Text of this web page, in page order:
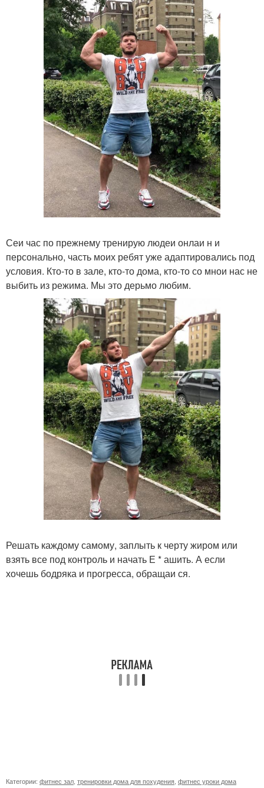
Сеи час по прежнему тренирую людеи онлаи н и
персонально, часть моих ребят уже адаптировались под
условия. Кто-то в зале, кто-то дома, кто-то со мнои нас не
выбить из режима. Мы это дерьмо любим.
Решать каждому самому, заплыть к черту жиром или
взять все под контроль и начать Е * ашить. А если
хочешь бодряка и прогресса, обращаи ся.
Категории: фитнес зал тренировки дома для похудения фитнес уроки дома